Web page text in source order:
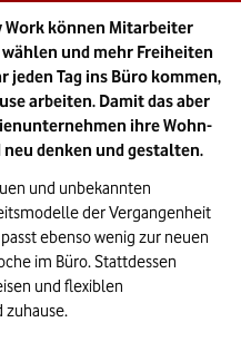
Work können Mitarbeiter
und mehr Freiheiten
jeden Tag ins Büro kommen,
arbeiten. Damit das aber
ihre Wohn-
denken und gestalten.
und unbekannten
der Vergangenheit
ebenso wenig zur neuen
im Büro. Stattdessen
und flexiblen
zuhause.